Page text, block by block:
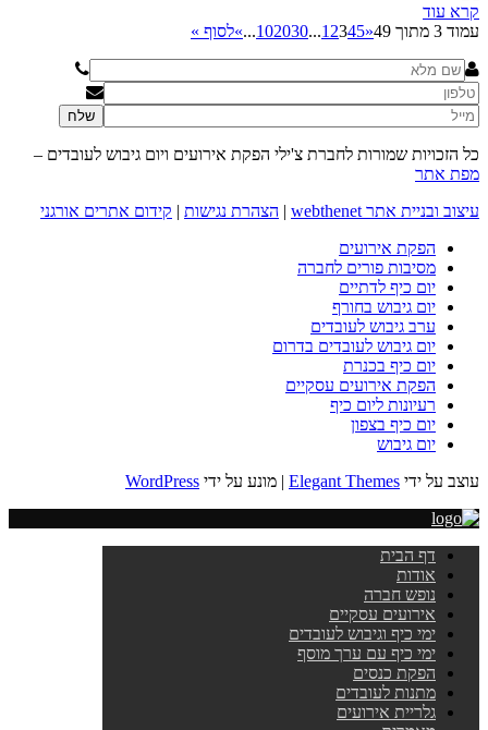
קרא עוד
עמוד 3 מתוך 49
«
1 2345
...
102030
...
»לסוף »
כל הזכויות שמורות לחברת צ'ילי הפקת אירועים ויום גיבוש לעובדים –
מפת אתר
עיצוב ובניית אתר webthenet
| הצהרת נגישות | קידום אתרים אורגני
הפקת אירועים
מסיבות פורים לחברה
יום כיף לדתיים
יום גיבוש בחורף
ערב גיבוש לעובדים
יום גיבוש לעובדים בדרום
יום כיף בכנרת
הפקת אירועים עסקיים
רעיונות ליום כיף
יום כיף בצפון
יום גיבוש
עוצב על ידי Elegant Themes | מונע על ידי WordPress
דף הבית
אודות
נופש חברה
אירועים עסקיים
ימי כיף וגיבוש לעובדים
ימי כיף עם ערך מוסף
הפקת כנסים
מתנות לעובדים
גלריית אירועים